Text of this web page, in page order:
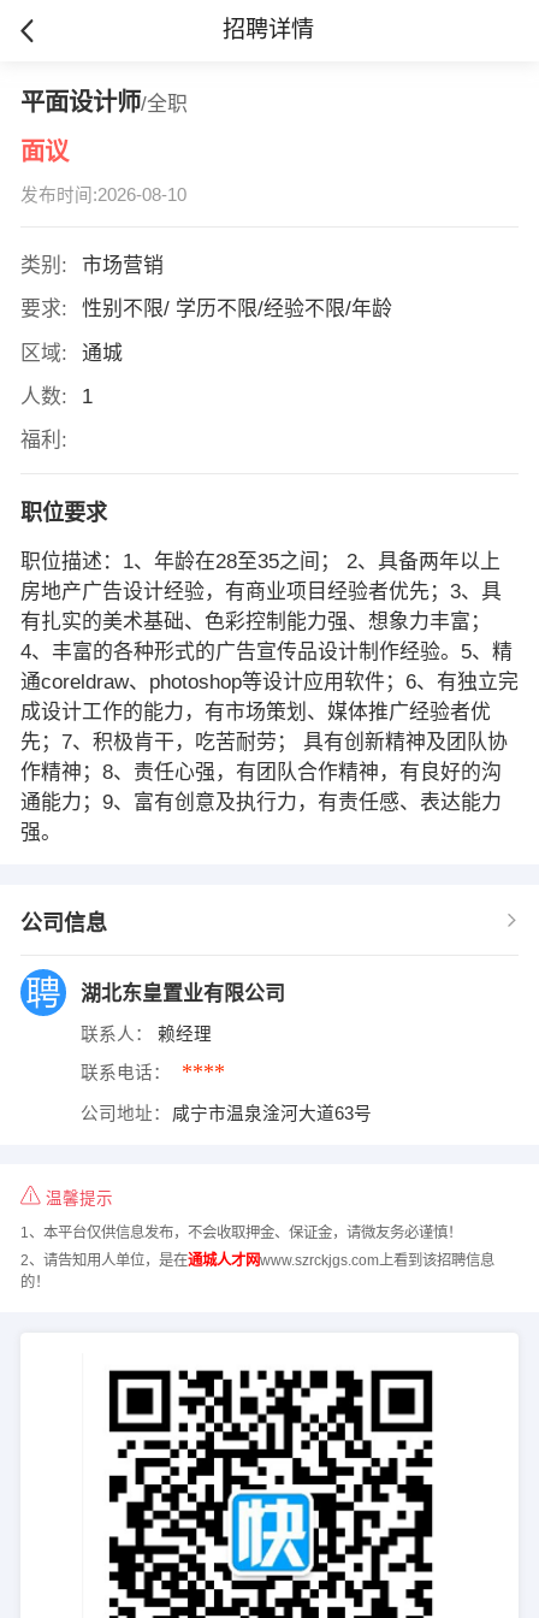
招聘详情
平面设计师/全职
面议
发布时间:2026-08-10
类别:
市场营销
要求:
性别不限/ 学历不限/经验不限/年龄
区域:
通城
人数:
1
福利:
职位要求
职位描述：1、年龄在28至35之间； 2、具备两年以上
房地产广告设计经验，有商业项目经验者优先；3、具
有扎实的美术基础、色彩控制能力强、想象力丰富；
4、丰富的各种形式的广告宣传品设计制作经验。5、精
通coreldraw、photoshop等设计应用软件；6、有独立完
成设计工作的能力，有市场策划、媒体推广经验者优
先；7、积极肯干，吃苦耐劳； 具有创新精神及团队协
作精神；8、责任心强，有团队合作精神，有良好的沟
通能力；9、富有创意及执行力，有责任感、表达能力
强。
公司信息
湖北东皇置业有限公司
联系人： 赖经理
联系电话： ****
公司地址： 咸宁市温泉淦河大道63号
温馨提示
1、本平台仅供信息发布，不会收取押金、保证金，请微友务必谨慎！
2、请告知用人单位，是在通城人才网www.szrckjgs.com上看到该招聘信息
的！